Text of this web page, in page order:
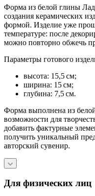
Форма из белой глины
создания керамических
формой. Изделие уже
температуре: после
можно повторно обжечь
Параметры готового
высота: 15,5 см;
ширина: 15 см;
глубина: 7,5 см.
Форма выполнена из
возможности для
добавить фактурные
получить уникальный
авторский сувенир.
Для физических лиц